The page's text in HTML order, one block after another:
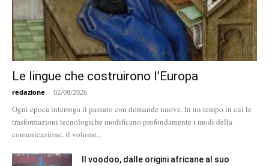
Le lingue che costruirono l’Europa
redazione - 02/08/2026
Ogni epoca interroga il passato con domande nuove. In un tempo in cui le
trasformazioni tecnologiche modificano profondamente i modi della
comunicazione, il volume...
Il voodoo, dalle origini africane al suo